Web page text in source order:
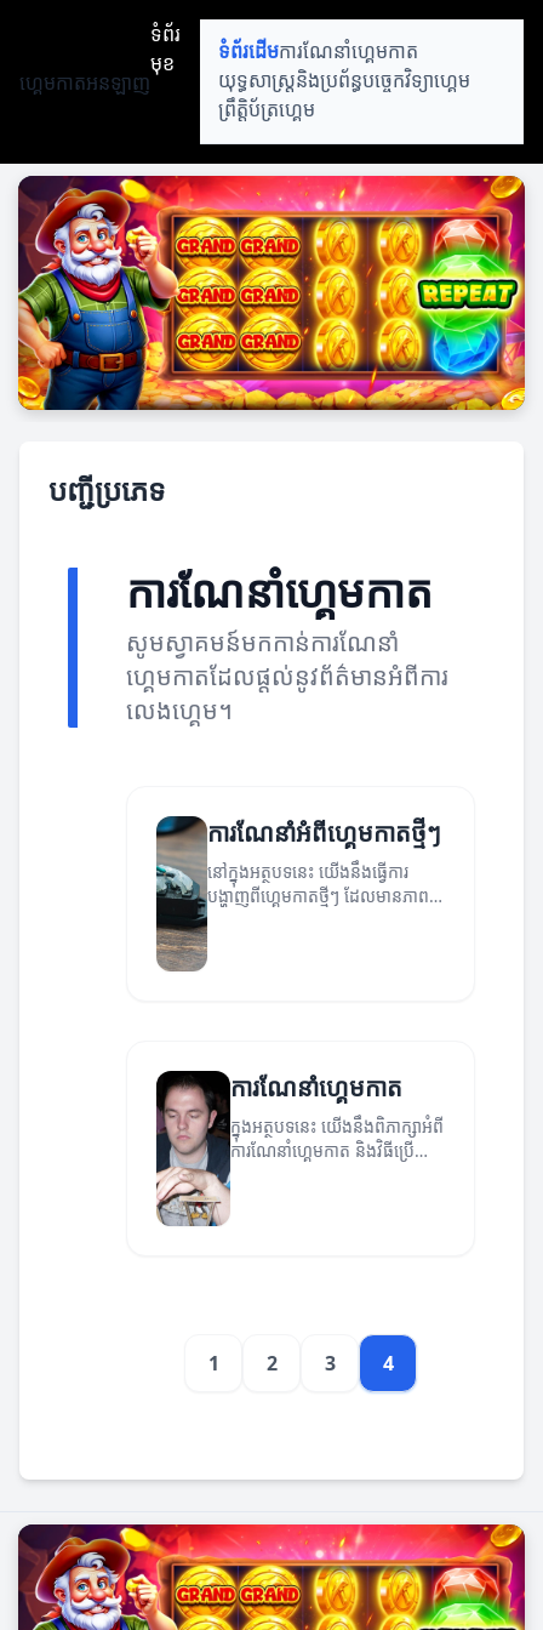
ហ្គេមកាតអនឡាញ
ទំព័រ
មុខ
ទំព័រដើមការណែនាំហ្គេមកាត
យុទ្ធសាស្ត្រនិងប្រព័ន្ធបច្ចេកវិទ្យាហ្គេម
ព្រឹត្តិប័ត្រហ្គេម
បញ្ជីប្រភេទ
ការណែនាំហ្គេមកាត
សូមស្វាគមន៍មកកាន់ការណែនាំ
ហ្គេមកាតដែលផ្តល់នូវព័ត៌មានអំពីការ
លេងហ្គេម។
ការណែនាំអំពីហ្គេមកាតថ្មីៗ
នៅក្នុងអត្ថបទនេះ យើងនឹងធ្វើការ
បង្ហាញពីហ្គេមកាតថ្មីៗ ដែលមានភាព
ការណែនាំហ្គេមកាត
ក្នុងអត្ថបទនេះ យើងនឹងពិភាក្សាអំពី
ការណែនាំហ្គេមកាត និងវិធីប្រើ
ប្រាស់វា។
1 2 3 4